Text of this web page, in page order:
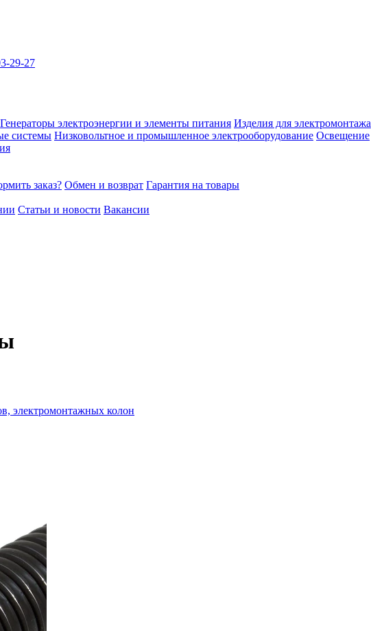
29-27
Генераторы электроэнергии и элементы питания Изделия для электромонтажа
системы Низковольтное и промышленное электрооборудование Освещение
заказ? Обмен и возврат Гарантия на товары
Статьи и новости Вакансии
электромонтажных колон